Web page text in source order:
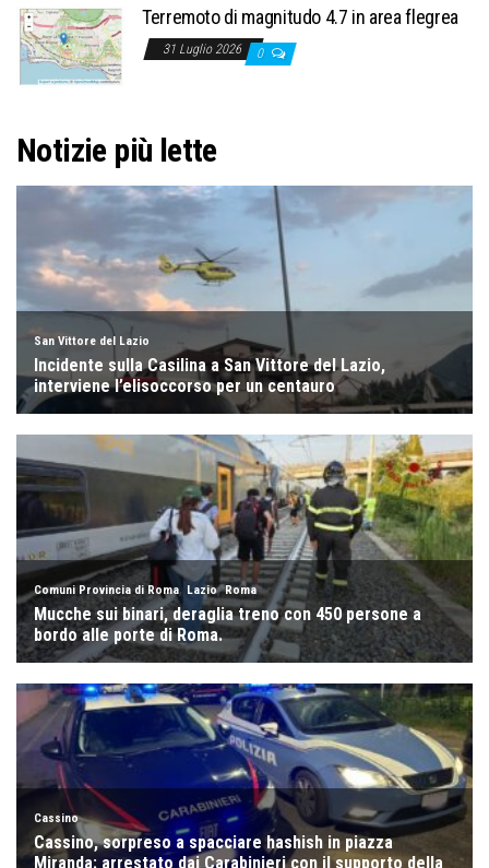
Terremoto di magnitudo 4.7 in area flegrea
31 Luglio 2026 0
Notizie più lette